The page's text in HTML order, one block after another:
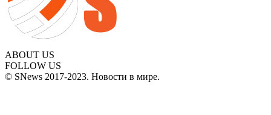
ABOUT US
FOLLOW US
© SNews 2017-2023. Новости в мире.